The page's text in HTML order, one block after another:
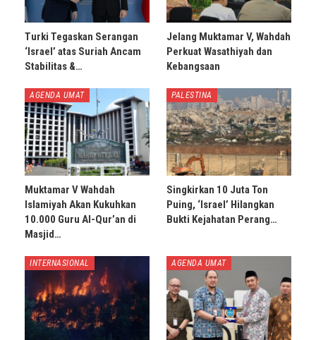
Turki Tegaskan Serangan
‘Israel’ atas Suriah Ancam
Stabilitas &…
Jelang Muktamar V, Wahdah
Perkuat Wasathiyah dan
Kebangsaan
AGENDA UMAT
Muktamar V Wahdah
Islamiyah Akan Kukuhkan
10.000 Guru Al-Qur’an di
Masjid…
PALESTINA
Singkirkan 10 Juta Ton
Puing, ‘Israel’ Hilangkan
Bukti Kejahatan Perang…
INTERNASIONAL AGENDA UMAT